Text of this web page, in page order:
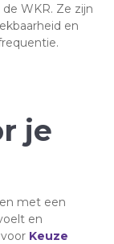
WKR. Ze zijn
en
je
met een
en
Keuze